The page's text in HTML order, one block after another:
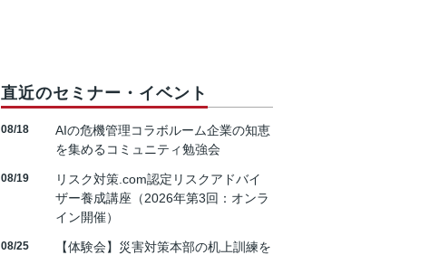
直近のセミナー・イベント
08/18
AIの危機管理コラボルーム企業の知恵
を集めるコミュニティ勉強会
08/19
リスク対策.com認定リスクアドバイ
ザー養成講座（2026年第3回：オンラ
イン開催）
08/25
【体験会】災害対策本部の机上訓練を